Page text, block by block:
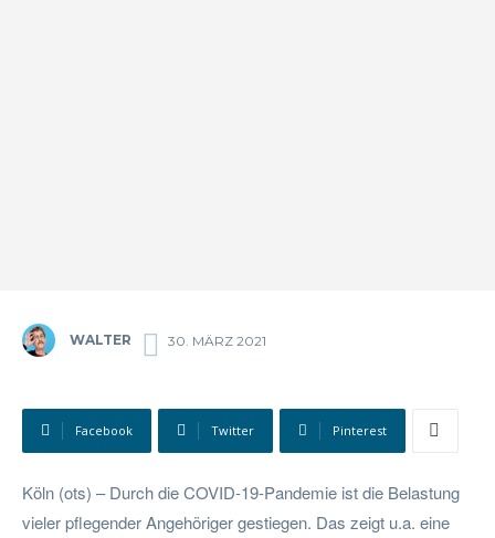
WALTER 30. MÄRZ 2021
Facebook Twitter Pinterest
Köln (ots) – Durch die COVID-19-Pandemie ist die Belastung
vieler pflegender Angehöriger gestiegen. Das zeigt u.a. eine